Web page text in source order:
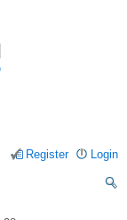
Login
Register